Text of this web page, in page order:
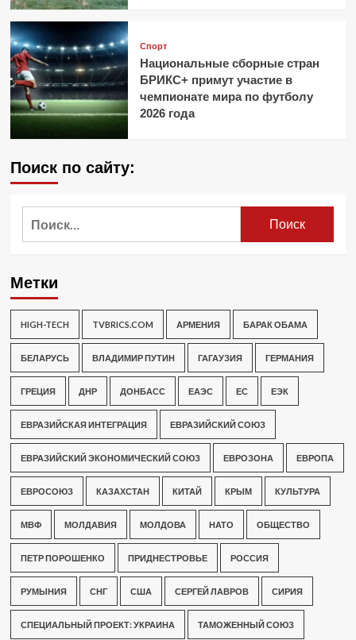
Спорт
Национальные сборные стран
БРИКС+ примут участие в
чемпионате мира по футболу
2026 года
Поиск по сайту:
Метки
HIGH-TECH TVBRICS.COM АРМЕНИЯ БАРАК ОБАМА
БЕЛАРУСЬ ВЛАДИМИР ПУТИН ГАГАУЗИЯ ГЕРМАНИЯ
ГРЕЦИЯ ДНР ДОНБАСС ЕАЭС ЕС ЕЭК
ЕВРАЗИЙСКАЯ ИНТЕГРАЦИЯ ЕВРАЗИЙСКИЙ СОЮЗ
ЕВРАЗИЙСКИЙ ЭКОНОМИЧЕСКИЙ СОЮЗ ЕВРОЗОНА ЕВРОПА
ЕВРОСОЮЗ КАЗАХСТАН КИТАЙ КРЫМ КУЛЬТУРА
МВФ МОЛДАВИЯ МОЛДОВА НАТО ОБЩЕСТВО
ПЕТР ПОРОШЕНКО ПРИДНЕСТРОВЬЕ РОССИЯ
РУМЫНИЯ СНГ США СЕРГЕЙ ЛАВРОВ СИРИЯ
СПЕЦИАЛЬНЫЙ ПРОЕКТ: УКРАИНА ТАМОЖЕННЫЙ СОЮЗ